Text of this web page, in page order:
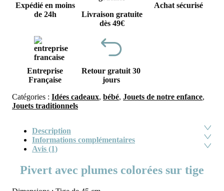
Expédié en moins
de 24h
Livraison gratuite
dès 49€
Achat sécurisé
Entreprise
Française
Retour gratuit 30
jours
Catégories : Idées cadeaux, bébé, Jouets de notre enfance,
Jouets traditionnels
Description
Informations complémentaires
Avis (1)
Pivert avec plumes colorées sur tige